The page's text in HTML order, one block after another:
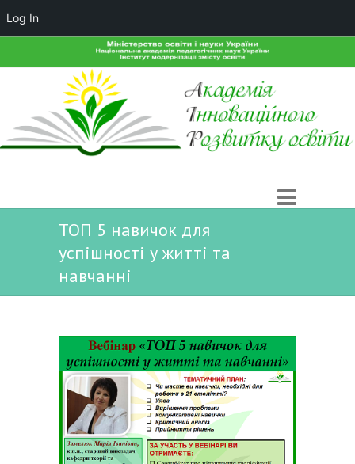
ТОП 5 навичок для
успішності у житті та
навчанні
Log In